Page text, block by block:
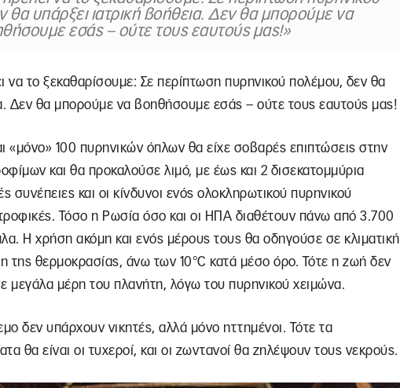
θα υπάρξει ιατρική βοήθεια. Δεν θα μπορούμε να
εσάς – ούτε τους εαυτούς μας!»
να το ξεκαθαρίσουμε: Σε περίπτωση πυρηνικού πολέμου, δεν θα
Δεν θα μπορούμε να βοηθήσουμε εσάς – ούτε τους εαυτούς μας!
«μόνο» 100 πυρηνικών όπλων θα είχε σοβαρές επιπτώσεις στην
και θα προκαλούσε λιμό, με έως και 2 δισεκατομμύρια
συνέπειες και οι κίνδυνοι ενός ολοκληρωτικού πυρηνικού
Τόσο η Ρωσία όσο και οι ΗΠΑ διαθέτουν πάνω από 3.700
Η χρήση ακόμη και ενός μέρους τους θα οδηγούσε σε κλιματική
της θερμοκρασίας, άνω των 10°C κατά μέσο όρο. Τότε η ζωή δεν
μεγάλα μέρη του πλανήτη, λόγω του πυρηνικού χειμώνα.
δεν υπάρχουν νικητές, αλλά μόνο ηττημένοι. Τότε τα
θα είναι οι τυχεροί, και οι ζωντανοί θα ζηλέψουν τους νεκρούς.